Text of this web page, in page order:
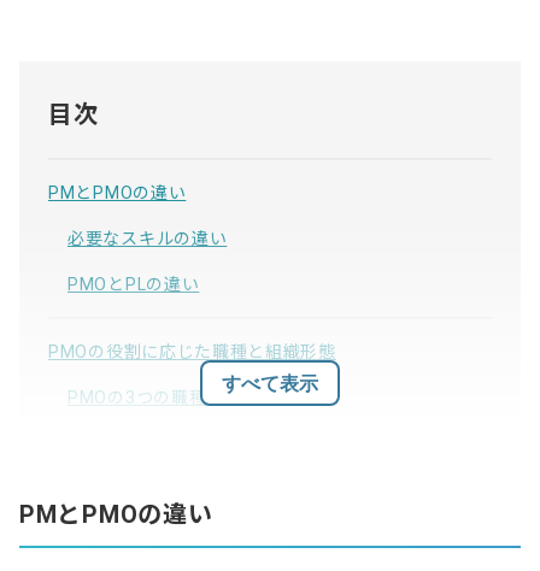
目次
PMとPMOの違い
必要なスキルの違い
PMOとPLの違い
PMOの役割に応じた職種と組織形態
PMOの3つの職種
PMOを導入するメリット
すべて表示
PMとPMOの違い